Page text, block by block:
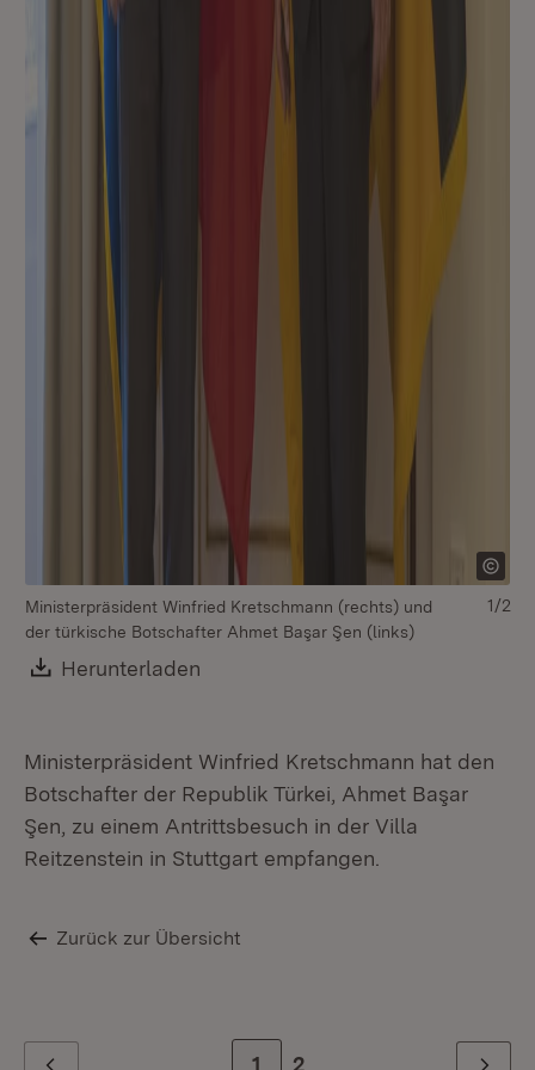
Ministerpräsident Winfried Kretschmann (rechts) und
der türkische Botschafter Ahmet Başar Şen (links)
Download:
Herunterladen
1/2
Ministerpräsident Winfried Kretschmann hat den
Botschafter der Republik Türkei, Ahmet Başar
Şen, zu einem Antrittsbesuch in der Villa
Reitzenstein in Stuttgart empfangen.
Zurück zur Übersicht
Zur Seite
1 Zur letzten Seite
2